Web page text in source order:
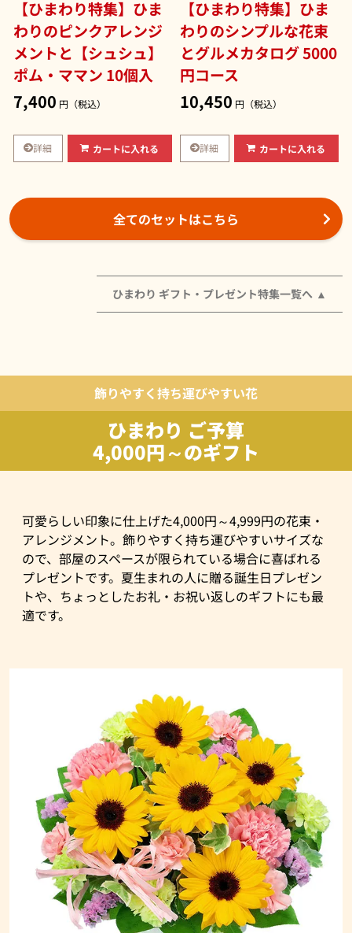
【ひまわり特集】ひま
わりのピンクアレンジ
メントと【シュシュ】
ポム・ママン 10個入
7,400 円（税込）
詳細 カートに入れる
【ひまわり特集】ひま
わりのシンプルな花束
とグルメカタログ 5000
円コース
10,450 円（税込）
詳細 カートに入れる
全てのセットはこちら
ひまわり ギフト・プレゼント特集一覧へ
飾りやすく持ち運びやすい花
ひまわり ご予算
4,000円～のギフト
可愛らしい印象に仕上げた4,000円～4,999円の花束・
アレンジメント。飾りやすく持ち運びやすいサイズな
ので、部屋のスペースが限られている場合に喜ばれる
プレゼントです。夏生まれの人に贈る誕生日プレゼン
トや、ちょっとしたお礼・お祝い返しのギフトにも最
適です。